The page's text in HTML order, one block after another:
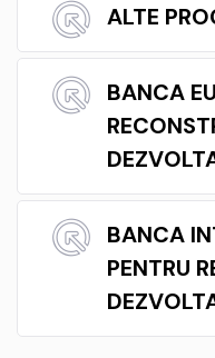
ALTE
BANCA
BANCA
PENTRU